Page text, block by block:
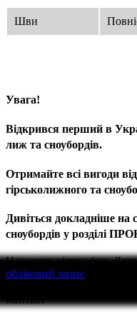
Шви
Увага!
Відкрився перший в
лиж та сноубордів.
Отримайте всі вигоди
гірськолижного та
Дивіться докладніше на
сноубордів у розділі
Написати відгукбудь
обліковий запис
Контакт